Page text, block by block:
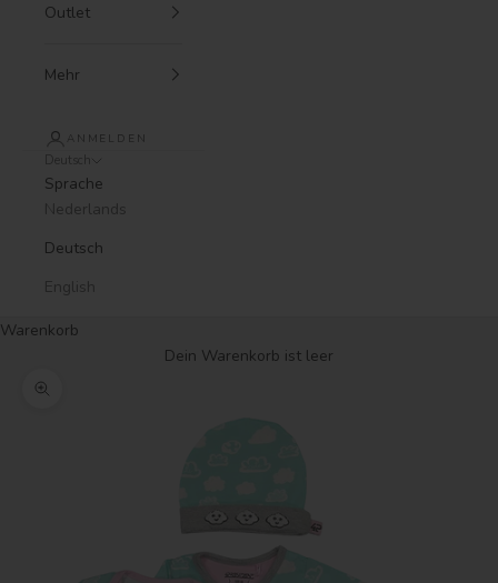
Outlet
Mehr
ANMELDEN
Deutsch
Sprache
Nederlands
Deutsch
English
Warenkorb
Dein Warenkorb ist leer
Bild vergrößern